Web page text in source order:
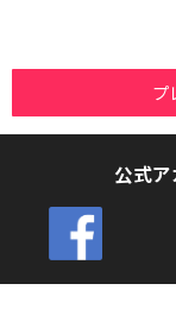
プ
公式